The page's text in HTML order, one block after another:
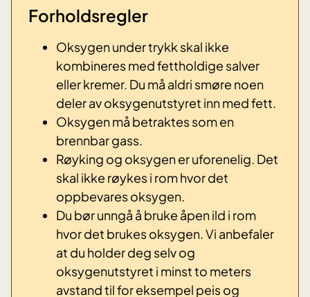
Forholdsregler
Oksygen under trykk skal ikke
kombineres med fettholdige salver
eller kremer. Du må aldri smøre noen
deler av oksygenutstyret inn med fett.
Oksygen må betraktes som en
brennbar gass.
Røyking og oksygen er uforenelig. Det
skal ikke røykes i rom hvor det
oppbevares oksygen.
Du bør unngå å bruke åpen ild i rom
hvor det brukes oksygen. Vi anbefaler
at du holderdeg selv og
oksygenutstyret i minst to meters
avstand til for eksempel peis og